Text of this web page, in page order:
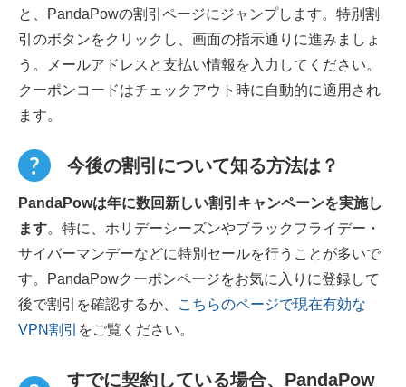
と、PandaPowの割引ページにジャンプします。特別割
引のボタンをクリックし、画面の指示通りに進みましょ
う。メールアドレスと支払い情報を入力してください。
クーポンコードはチェックアウト時に自動的に適用され
ます。
今後の割引について知る方法は？
PandaPowは年に数回新しい割引キャンペーンを実施し
ます。特に、ホリデーシーズンやブラックフライデー・
サイバーマンデーなどに特別セールを行うことが多いで
す。PandaPowクーポンページをお気に入りに登録して
後で割引を確認するか、
こちらのページで現在有効な
VPN割引 をご覧ください。
すでに契約している場合、PandaPow